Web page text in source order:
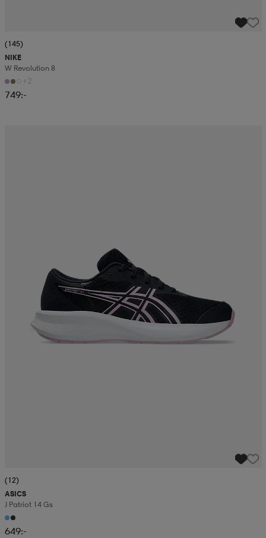
(145)
NIKE
W Revolution 8
+2
749:-
(12)
ASICS
J Patriot 14 Gs
649:-